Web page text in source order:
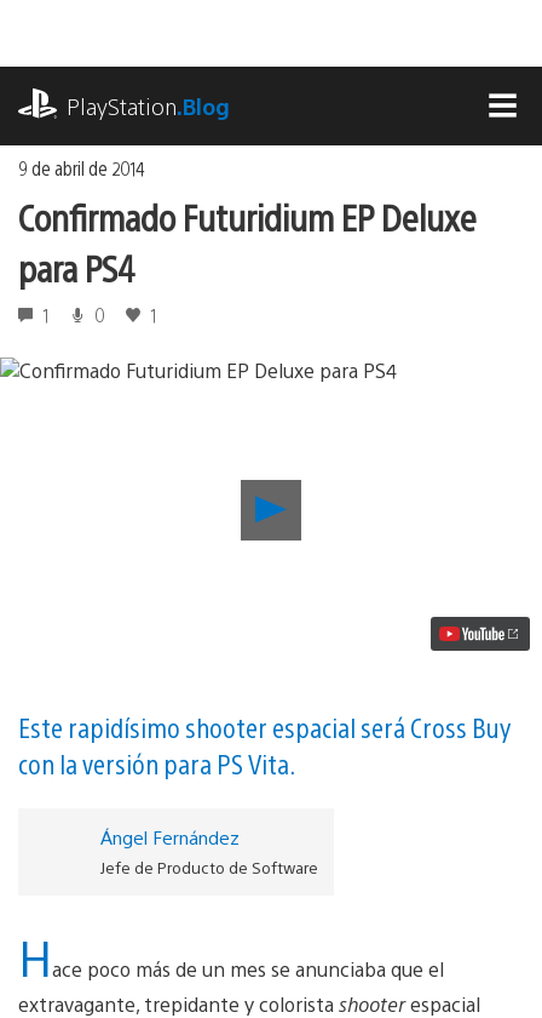
contenido
PlayStation.Blog
9 de abril de 2014
Confirmado Futuridium EP Deluxe
para PS4
1 0 1
Futuridium
Este rapidísimo shooter espacial será Cross Buy
con la versión para PS Vita.
Ángel Fernández
Jefe de Producto de Software
Hace poco más de un mes se anunciaba que el
extravagante, trepidante y colorista shooterespacial